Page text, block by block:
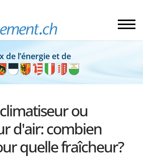
de l’énergie et de
ou
d'air: combien
quelle fraîcheur?